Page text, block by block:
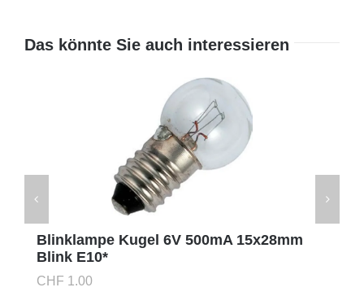
Das könnte Sie auch interessieren
Blinklampe Kugel 6V 500mA 15x28mm
Blink E10*
CHF 1.00